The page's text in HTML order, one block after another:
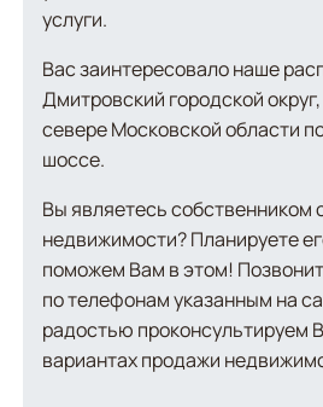
услуги.
Вас заинтересовало наше
Дмитровский городской
севере Московской области
шоссе.
Вы являетесь собственником
недвижимости? Планируете
поможем Вам в этом!
по телефонам указанным на
радостью проконсультируем
вариантах продажи